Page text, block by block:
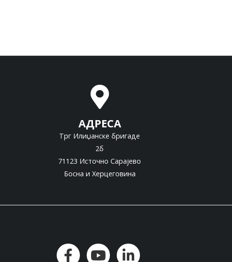
АДРЕСА
Трг Илиџанске бригаде
2б
71123 Источно Сарајево
Босна и Херцеговина